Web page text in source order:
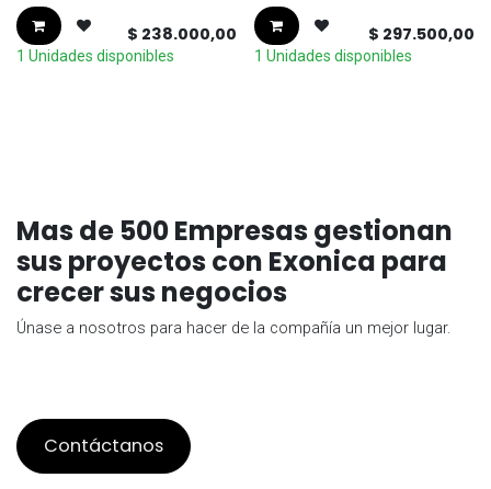
$ 238.000,00
1 Unidades disponibles
$ 297.500,00
1 Unidades disponibles
Mas de 500 Empresas gestionan
sus proyectos con Exonica para
crecer sus negocios
Únase a nosotros para hacer de la compañía un mejor lugar.
Contáctanos